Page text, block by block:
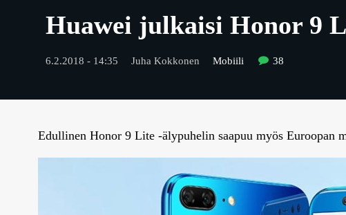
Huawei julkaisi Honor 9
6.2.2018 - 14:35 Juha Kokkonen Mobiili 38
Edullinen Honor 9 Lite -älypuhelin saapuu myös Euroopan